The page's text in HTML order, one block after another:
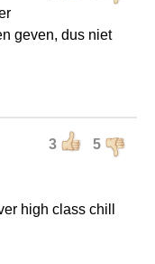
geven, dus niet
3 5
high class chill